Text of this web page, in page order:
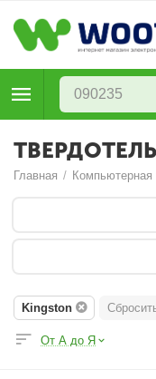
Главная / Компьютерная
Kingston
От А до Я